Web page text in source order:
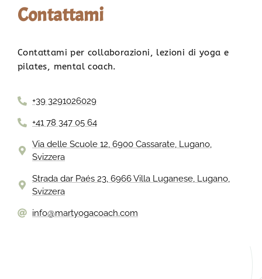
Contattami
Contattami per collaborazioni, lezioni di yoga e
pilates, mental coach.
+39 3291026029
+41 ‪78 347 05 64‬
Via delle Scuole 12, 6900 Cassarate, Lugano,
Svizzera
Strada dar Paés 23, 6966 Villa Luganese, Lugano,
Svizzera
info@martyogacoach.com